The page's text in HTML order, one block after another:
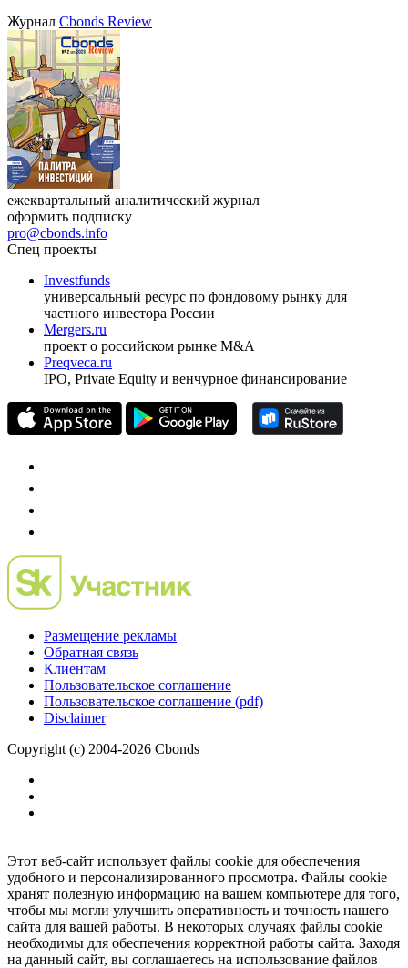
Журнал Cbonds Review
ежеквартальный аналитический журнал
оформить подписку
pro@cbonds.info
Спец проекты
Investfunds
универсальный ресурс по фондовому рынку для
частного инвестора России
Mergers.ru
проект о российском рынке M&A
Preqveca.ru
IPO, Private Equity и венчурное финансирование
Размещение рекламы
Обратная связь
Клиентам
Пользовательское соглашение
Пользовательское соглашение (pdf)
Disclaimer
Copyright (c) 2004-2026 Cbonds
Этот веб-сайт использует файлы cookie для обеспечения
удобного и персонализированного просмотра. Файлы cookie
хранят полезную информацию на вашем компьютере для того,
чтобы мы могли улучшить оперативность и точность нашего
сайта для вашей работы. В некоторых случаях файлы cookie
необходимы для обеспечения корректной работы сайта. Заходя
на данный сайт, вы соглашаетесь на использование файлов